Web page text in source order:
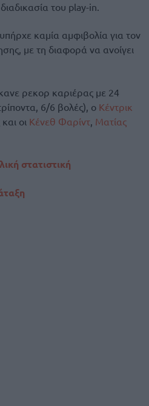
του play-in.
καμία αμφιβολία για τον
με τη διαφορά να ανοίγει
ρεκορ καριέρας με 24
6/6 βολές), ο Κέντρικ
οι Κένεθ Φαρίντ Ματίας
στατιστική